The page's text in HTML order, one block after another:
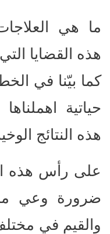
ما هي
هذه القضايا
كما بيّنا في
حياتية
هذه النتائج
على رأس هذه
ضرورة وعي
والقيم في